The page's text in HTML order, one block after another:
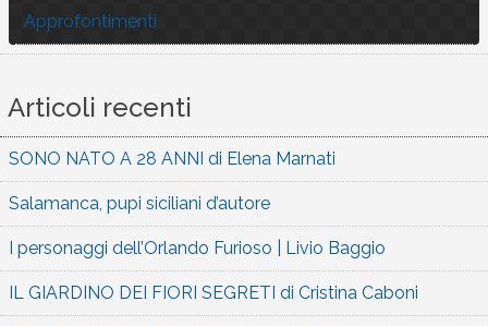
Approfontimenti
Articoli recenti
SONO NATO A 28 ANNI di Elena Marnati
Salamanca, pupi siciliani d’autore
I personaggi dell’Orlando Furioso | Livio Baggio
IL GIARDINO DEI FIORI SEGRETI di Cristina Caboni